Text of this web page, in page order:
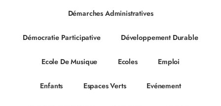
Démarches Administratives
Démocratie Participative Développement Durable
Ecole De Musique Ecoles Emploi
Enfants Espaces Verts Evénement